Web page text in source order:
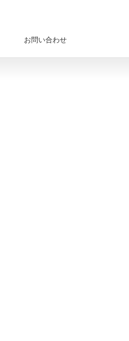
お問い合わせ